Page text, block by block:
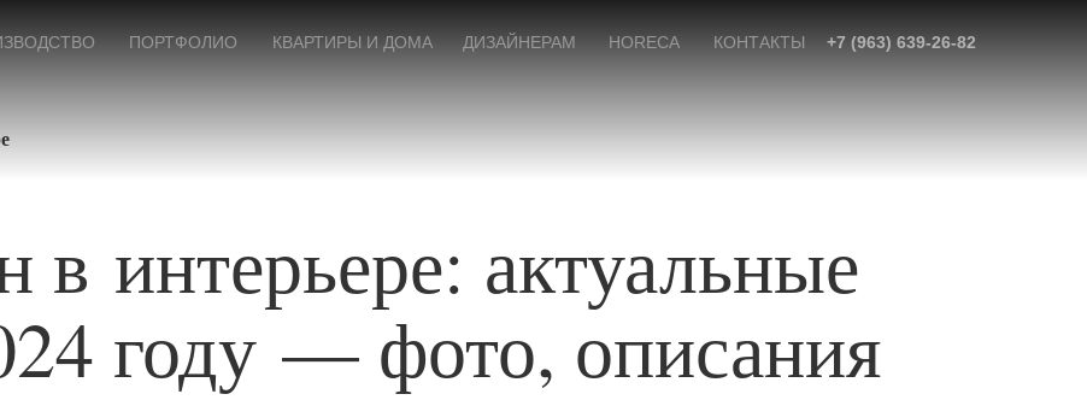
+7 (963) 639-26-82
КОНТАКТЫ
HORECA
ДИЗАЙНЕРАМ
КВАРТИРЫ И ДОМА
ПОРТФОЛИО
в интерьере: актуальные
году — фото, описания